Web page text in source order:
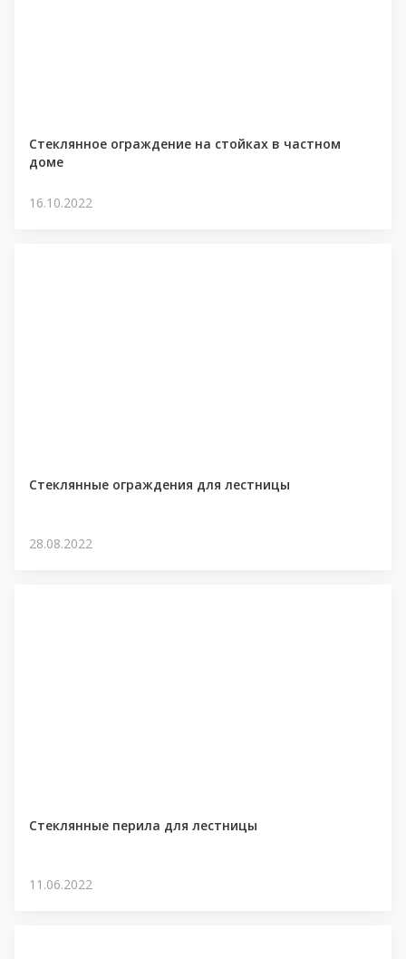
Стеклянное ограждение на стойках в частном
доме
16.10.2022
Стеклянные ограждения для лестницы
28.08.2022
Стеклянные перила для лестницы
11.06.2022